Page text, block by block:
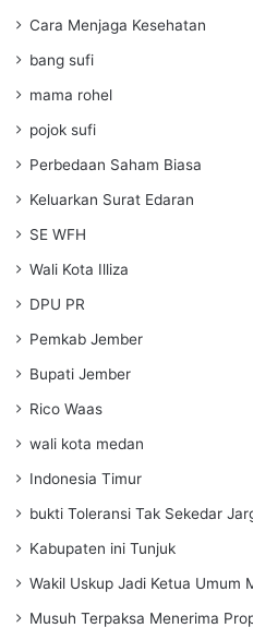
Cara Menjaga Kesehatan
bang sufi
mama rohel
pojok sufi
Perbedaan Saham Biasa
Keluarkan Surat Edaran
SE WFH
Wali Kota Illiza
DPU PR
Pemkab Jember
Bupati Jember
Rico Waas
wali kota medan
Indonesia Timur
bukti Toleransi Tak Sekedar
Kabupaten ini Tunjuk
Wakil Uskup Jadi Ketua Umum
Musuh Terpaksa Menerima